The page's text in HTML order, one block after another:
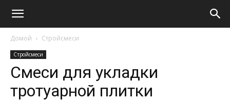
Домой Стройсмеси
Стройсмеси
Смеси для укладки
тротуарной плитки